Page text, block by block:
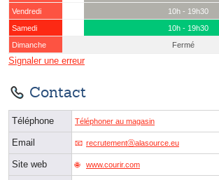
Vendredi
10h - 19h30
Samedi
10h - 19h30
Dimanche
Fermé
Signaler une erreur
Contact
Téléphone Téléphoner au magasin
Email recrutementⓐalasource.eu
Site web www.courir.com